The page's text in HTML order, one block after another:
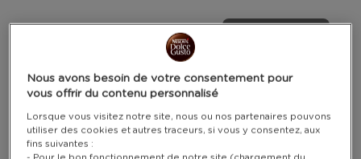
changed
POINTS SEULEMENT
Nous avons besoin de votre consentement pour
vous offrir du contenu personnalisé
Lorsque vous visitez notre site, nous ou nos partenaires pouvons
utiliser des cookies et autres traceurs, si vous y consentez, aux
fins suivantes :